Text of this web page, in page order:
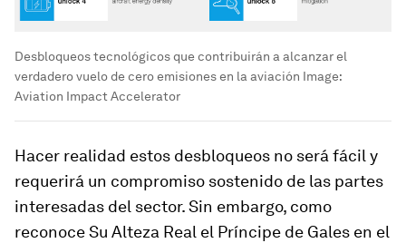
Desbloqueos tecnológicos que contribuirán a alcanzar el
verdadero vuelo de cero emisiones en la aviación Image:
Aviation Impact Accelerator
Hacer realidad estos desbloqueos no será fácil y
requerirá un compromiso sostenido de las partes
interesadas del sector. Sin embargo, como
reconoce Su Alteza Real el Príncipe de Gales en el